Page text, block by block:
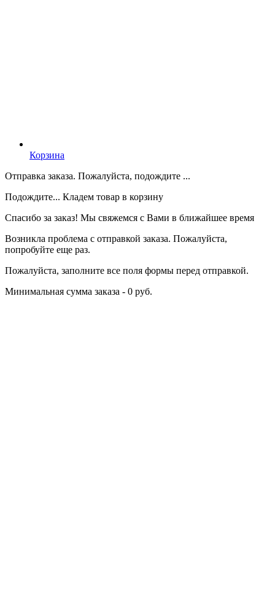
Корзина
Отправка заказа. Пожалуйста, подождите ...
Подождите... Кладем товар в корзину
Спасибо за заказ! Мы свяжемся с Вами в ближайшее время
Возникла проблема с отправкой заказа. Пожалуйста,
попробуйте еще раз.
Пожалуйста, заполните все поля формы перед отправкой.
Минимальная сумма заказа - 0 руб.